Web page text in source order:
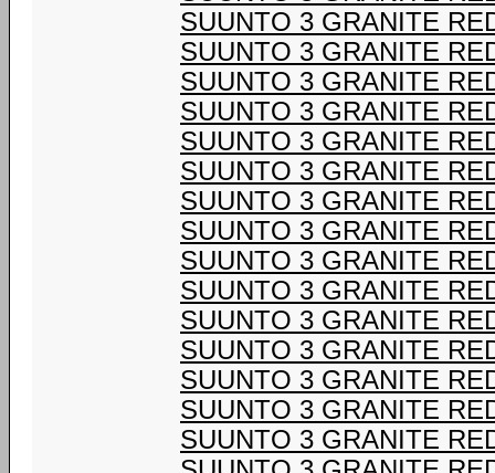
SUUNTO 3 GRANITE
SUUNTO 3 GRANITE
SUUNTO 3 GRANITE
SUUNTO 3 GRANITE
SUUNTO 3 GRANITE
SUUNTO 3 GRANITE
SUUNTO 3 GRANITE
SUUNTO 3 GRANITE
SUUNTO 3 GRANITE
SUUNTO 3 GRANITE
SUUNTO 3 GRANITE
SUUNTO 3 GRANITE
SUUNTO 3 GRANITE
SUUNTO 3 GRANITE
SUUNTO 3 GRANITE